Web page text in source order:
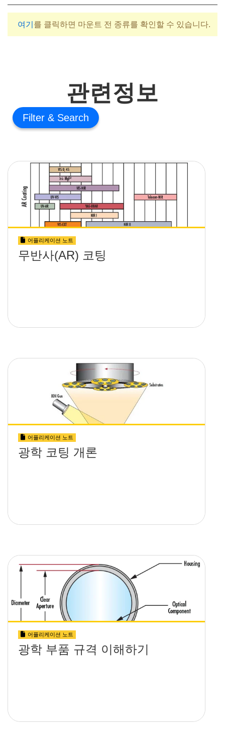
여기 를 클릭하면 마운트 전 종류를 확인할 수 있습니다.
관련정보
Filter
어플리케이션 노트
무반사(AR) 코팅
어플리케이션 노트
광학 코팅 개론
어플리케이션 노트
광학 부품 규격 이해하기